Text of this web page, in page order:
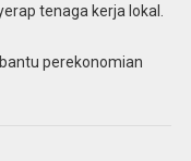
tenaga kerja lokal.
perekonomian